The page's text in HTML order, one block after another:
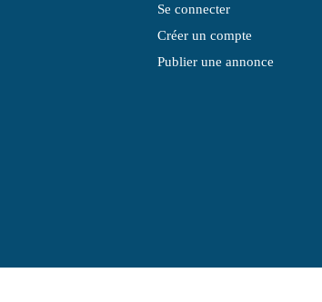
Se connecter
Créer un compte
Publier une annonce